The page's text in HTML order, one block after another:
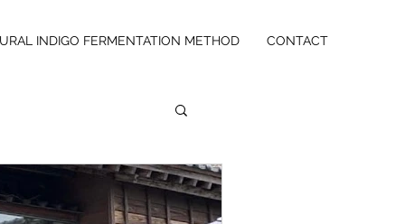
INDIGO FERMENTATION METHOD CONTACT